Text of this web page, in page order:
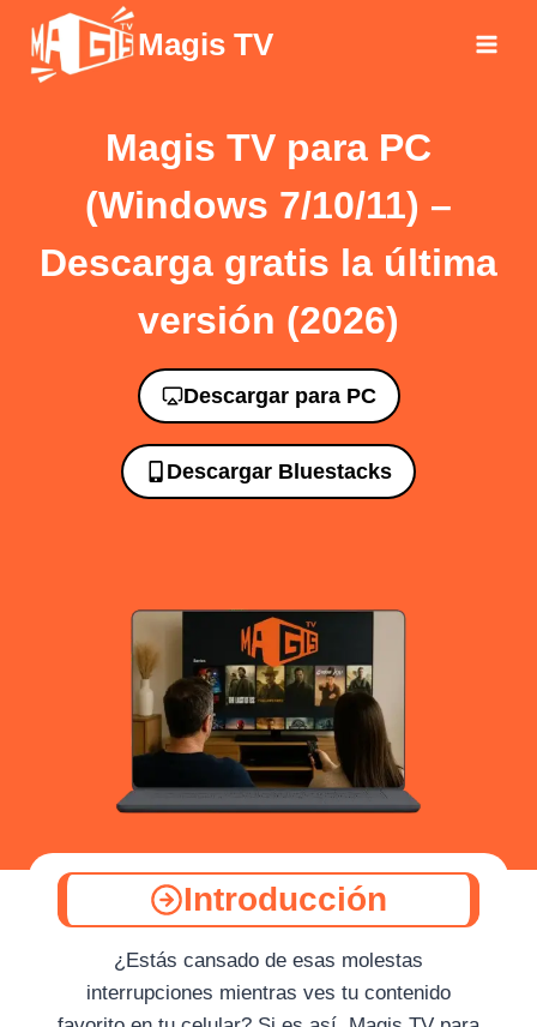
Saltar
contenido
Magis TV
Magis TV para PC
(Windows 7/10/11) –
Descarga gratis la última
versión (2026)
Descargar para PC
Descargar Bluestacks
Introducción
¿Estás cansado de esas molestas
interrupciones mientras ves tu contenido